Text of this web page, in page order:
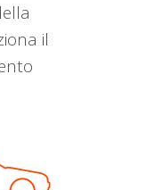
il